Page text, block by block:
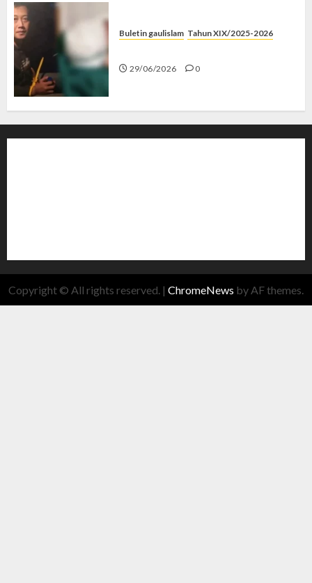
Buletin gaulislam Tahun XIX/2025-2026
29/06/2026 0
Copyright © All rights reserved. | ChromeNews by AF themes.